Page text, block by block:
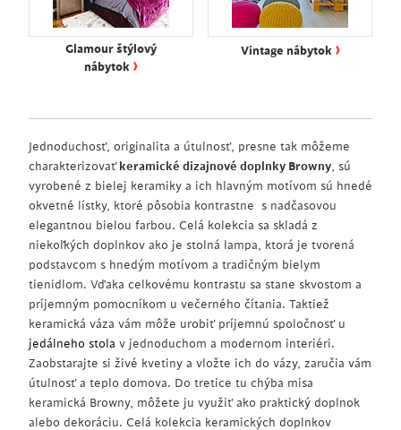
Glamour štýlový
nábytok ›
Vintage nábytok ›
Jednoduchosť, originalita a útulnosť, presne tak môžeme
charakterizovaťkeramické dizajnové doplnky Browny, sú
vyrobené z bielej keramiky a ich hlavným motívom sú hnedé
okvetné lístky, ktoré pôsobia kontrastne s nadčasovou
elegantnou bielou farbou. Celá kolekcia sa skladá z
niekoľkých doplnkov ako je stolná lampa, ktorá je tvorená
podstavcom s hnedým motívom a tradičným bielym
tienidlom. Vďaka celkovému kontrastu sa stane skvostom a
príjemným pomocníkom u večerného čítania. Taktiež
keramická váza vám môže urobiť príjemnú spoločnosť u
jedálneho stola v jednoduchom a modernom interiéri.
Zaobstarajte si živé kvetiny a vložte ich do vázy, zaručia vám
útulnosť a teplo domova. Do tretice tu chýba misa
keramická Browny, môžete ju využiť ako praktický doplnok
alebo dekoráciu. Celá kolekcia keramických doplnkov